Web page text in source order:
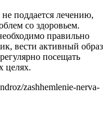
поддается лечению,
со здоровьем.
правильно
вести активный образ
посещать
целях.
zashhemlenie-nerva-